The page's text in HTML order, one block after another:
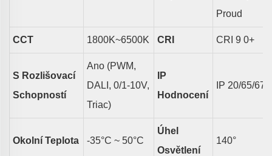
Proud
CCT 1800K~6500K CRI CRI 9 0+
S Rozlišovací
Schopností
Ano (PWM,
DALI, 0/1-10V,
Triac)
IP
Hodnocení
IP 20/65/67
Okolní Teplota -35°C ~ 50°C
Úhel
Osvětlení
140°